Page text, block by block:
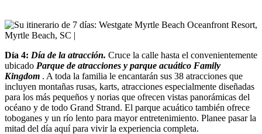
Día 4: Día de la atracción. Cruce la calle hasta el convenientemente
ubicado Parque de atracciones y parque acuático Family
Kingdom . A toda la familia le encantarán sus 38 atracciones que
incluyen montañas rusas, karts, atracciones especialmente diseñadas
para los más pequeños y norias que ofrecen vistas panorámicas del
océano y de todo Grand Strand. El parque acuático también ofrece
toboganes y un río lento para mayor entretenimiento. Planee pasar la
mitad del día aquí para vivir la experiencia completa.